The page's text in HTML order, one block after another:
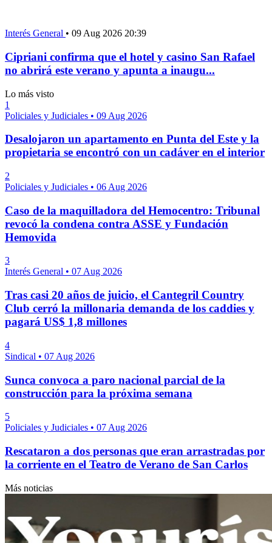
Interés General • 09 Aug 2026 20:39
Cipriani confirma que el hotel y casino San Rafael
no abrirá este verano y apunta a inaugu...
Lo más visto
1
Policiales y Judiciales • 09 Aug 2026
Desalojaron un apartamento en Punta del Este y la
propietaria se encontró con un cadáver en el interior
2
Policiales y Judiciales • 06 Aug 2026
Caso de la maquilladora del Hemocentro: Tribunal
revocó la condena contra ASSE y Fundación
Hemovida
3
Interés General • 07 Aug 2026
Tras casi 20 años de juicio, el Cantegril Country
Club cerró la millonaria demanda de los caddies y
pagará US$ 1,8 millones
4
Sindical • 07 Aug 2026
Sunca convoca a paro nacional parcial de la
construcción para la próxima semana
5
Policiales y Judiciales • 07 Aug 2026
Rescataron a dos personas que eran arrastradas por
la corriente en el Teatro de Verano de San Carlos
Más noticias